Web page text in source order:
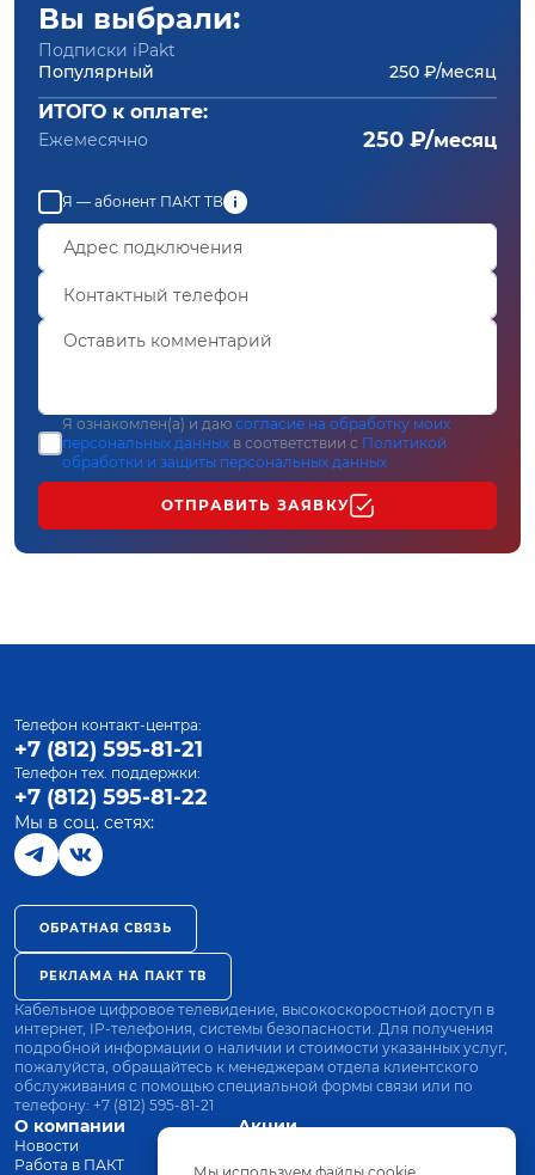
Вы выбрали:
Подписки iPakt
Популярный
250 ₽/месяц
ИТОГО к оплате:
Ежемесячно 250 ₽/месяц
Я — абонент ПАКТ ТВ
Я ознакомлен(а) и даю согласие на обработку моих
персональных данных в соответствии с Политикой
обработки и защиты персональных данных
ОТПРАВИТЬ ЗАЯВКУ
О компании
Новости
Работа в ПАКТ
Акции
Оплата
Телефон контакт-центра:
+7 (812) 595-81-21
Телефон тех. поддержки:
+7 (812) 595-81-22
Мы в соц. сетях:
ОБРАТНАЯ СВЯЗЬ
РЕКЛАМА НА ПАКТ ТВ
Кабельное цифровое телевидение, высокоскоростной доступ в
интернет, IP-телефония, системы безопасности. Для получения
подробной информации о наличии и стоимости указанных услуг,
пожалуйста, обращайтесь к менеджерам отдела клиентского
обслуживания с помощью специальной формы связи или по
телефону: +7 (812) 595-81-21